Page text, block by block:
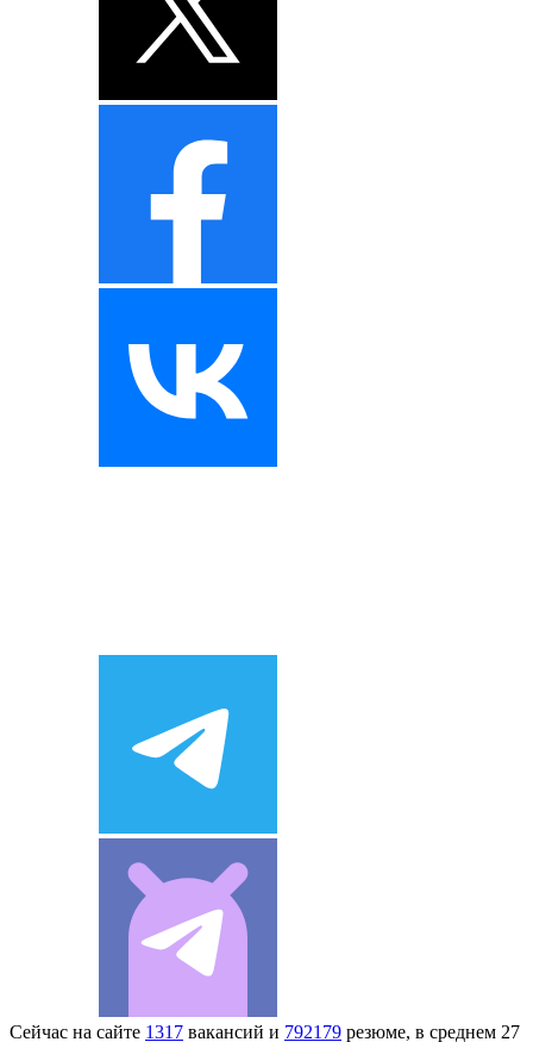
Сейчас на сайте 1317 вакансий и 792179 резюме, в среднем 27